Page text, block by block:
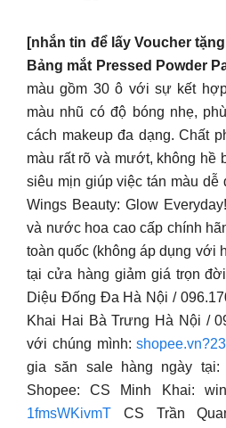
[nhắn tin để lấy Voucher
Bảng mắt Pressed Powder
màu gồm 30 ô với sự kết
màu nhũ có độ bóng nhẹ,
cách makeup đa dạng. Chất
màu rất rõ và mướt, không hề
siêu mịn giúp việc tán màu dễ
Wings Beauty: Glow
và nước hoa cao cấp chính
toàn quốc (không áp dụng với
tại cửa hàng giảm giá trọn
Diệu Đống Đa Hà Nội /
Khai Hai Bà Trưng Hà Nội /
với chúng mình:
gia săn sale hàng ngày tại:
Shopee: CS Minh Khai:
1fmsWKivmT CS Trần